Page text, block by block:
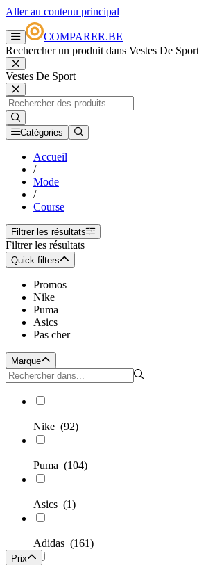
Aller au contenu principal
COMPARER.BE
Rechercher un produit dans Vestes De Sport
Vestes De Sport
Catégories
Accueil
/
Mode
/
Course
Filtrer les résultats
Filtrer les résultats
Quick filters
Promos
Nike
Puma
Asics
Pas cher
Marque
Nike (92)
Puma (104)
Asics (1)
Adidas (161)
Prix